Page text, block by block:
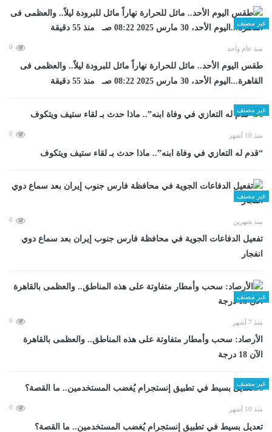
غير مصنف
منذ عام واحد 0
طقس اليوم الأحد.. مائل للحرارة نهاراً مائل للبرودة ليلاً.. والعظمى فى
القاهرة...اليوم الأحد، 30 مارس 2025 08:22 صـ منذ 55 دقيقة
غير مصنف
منذ 10 أشهر 0
“قدم له التعازي في وفاة ابنه”.. ماذا حدث بـ لقاء ستيف ويتكوف
غير مصنف
منذ شهرين 0
تفعيل الدفاعات الجوية في محافظة فارس جنوب إيران بعد سماع دوي
انفجار
غير مصنف
منذ 7 أشهر 0
الأرصاد: سحب وأمطار متفاوتة على هذه المناطق.. والعظمى بالقاهرة
الآن 18 درجة
غير مصنف
منذ 10 أشهر 0
تعديل بسيط في تطبيق إنستجرام يُغضب المستخدمين.. ما القصة؟